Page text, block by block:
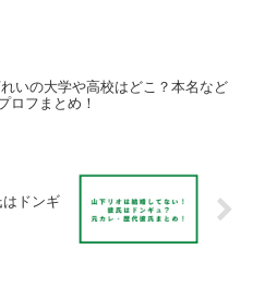
いの大学や高校はどこ？本名など
ロフまとめ！
ドンギ